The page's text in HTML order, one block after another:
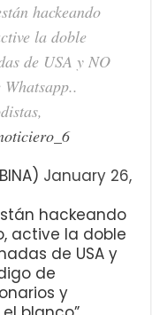
hackeando
la doble
de USA y NO
January 26,
hackeando
active la doble
de USA y
de
y